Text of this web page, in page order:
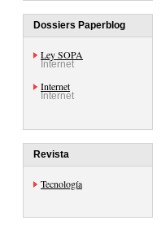
Dossiers Paperblog
Ley SOPA
Internet
Internet
Internet
Revista
Tecnología